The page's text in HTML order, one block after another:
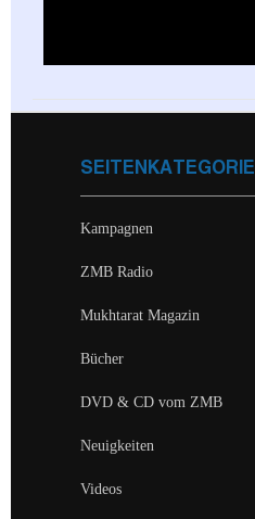
SEITENKATEGORIE
Kampagnen
ZMB Radio
Mukhtarat Magazin
Bücher
DVD & CD vom ZMB
Neuigkeiten
Videos